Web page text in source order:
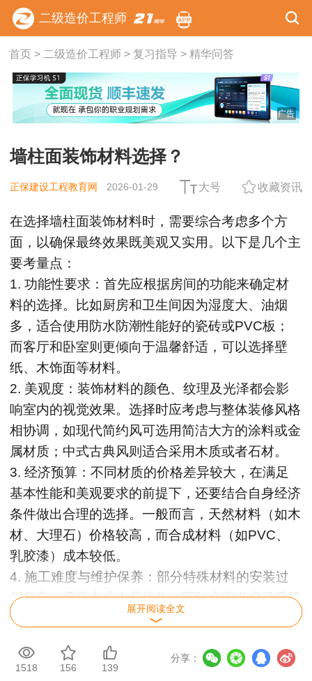
二级造价工程师
首页> 二级造价工程师> 复习指导 > 精华问答
广告
墙柱面装饰材料选择？
正保建设工程教育网 2026-01-29 大号 收藏资讯
在选择墙柱面装饰材料时，需要综合考虑多个方
面，以确保最终效果既美观又实用。以下是几个主
要考量点：
1. 功能性要求：首先应根据房间的功能来确定材
料的选择。比如厨房和卫生间因为湿度大、油烟
多，适合使用防水防潮性能好的瓷砖或PVC板；
而客厅和卧室则更倾向于温馨舒适，可以选择壁
纸、木饰面等材料。
2. 美观度：装饰材料的颜色、纹理及光泽都会影
响室内的视觉效果。选择时应考虑与整体装修风格
相协调，如现代简约风可选用简洁大方的涂料或金
属材质；中式古典风则适合采用木质或者石材。
3. 经济预算：不同材质的价格差异较大，在满足
基本性能和美观要求的前提下，还要结合自身经济
条件做出合理的选择。一般而言，天然材料（如木
材、大理石）价格较高，而合成材料（如PVC、
乳胶漆）成本较低。
4. 施工难度与维护保养：部分特殊材料的安装过
程复杂，需要专业人员操作；同时也要考虑日后清
洁和维修是否方便。例如，玻璃镜面虽然看起来高
5. 环保健康：随着人们环保意识的增强，在挑选
展开阅读全文
1518 156 139
分享：